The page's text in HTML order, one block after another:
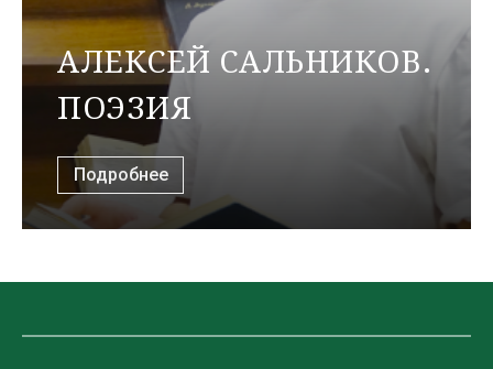
АЛЕКСЕЙ САЛЬНИКОВ.
ПОЭЗИЯ
Подробнее